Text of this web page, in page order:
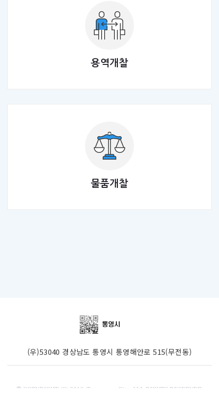
용역개찰
물품개찰
(우)53040 경상남도 통영시 통영해안로 515(무전동)
COPYRIGHT (C) 2016. Tongyeong City. ALL RIGHTS RESERVED.